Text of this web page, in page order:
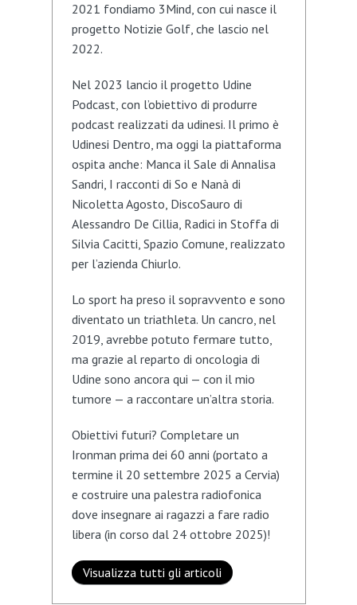
2021 fondiamo 3Mind, con cui nasce il
progetto Notizie Golf, che lascio nel
2022.
Nel 2023 lancio il progetto Udine
Podcast, con l’obiettivo di produrre
podcast realizzati da udinesi. Il primo è
Udinesi Dentro, ma oggi la piattaforma
ospita anche: Manca il Sale di Annalisa
Sandri, I racconti di So e Nanà di
Nicoletta Agosto, DiscoSauro di
Alessandro De Cillia, Radici in Stoffa di
Silvia Cacitti, Spazio Comune, realizzato
per l’azienda Chiurlo.
Lo sport ha preso il sopravvento e sono
diventato un triathleta. Un cancro, nel
2019, avrebbe potuto fermare tutto,
ma grazie al reparto di oncologia di
Udine sono ancora qui — con il mio
tumore — a raccontare un’altra storia.
Obiettivi futuri? Completare un
Ironman prima dei 60 anni (portato a
termine il 20 settembre 2025 a Cervia)
e costruire una palestra radiofonica
dove insegnare ai ragazzi a fare radio
libera (in corso dal 24 ottobre 2025)!
Visualizza tutti gli articoli